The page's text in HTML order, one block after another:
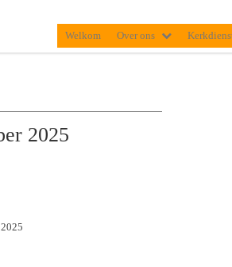
Welkom Over ons
2025